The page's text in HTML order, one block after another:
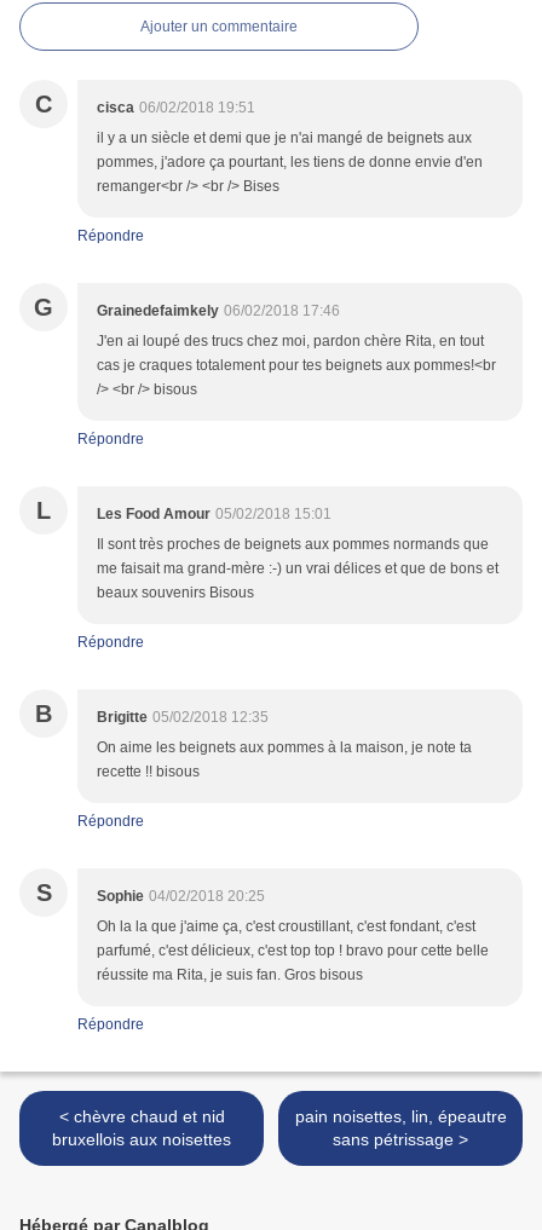
Ajouter un commentaire
C cisca 06/02/2018 19:51
il y a un siècle et demi que je n'ai mangé de beignets aux
pommes, j'adore ça pourtant, les tiens de donne envie d'en
remanger<br /> <br /> Bises
Répondre
G Grainedefaimkely 06/02/2018 17:46
J'en ai loupé des trucs chez moi, pardon chère Rita, en tout
cas je craques totalement pour tes beignets aux pommes!<br
/> <br /> bisous
Répondre
L Les Food Amour 05/02/2018 15:01
Il sont très proches de beignets aux pommes normands que
me faisait ma grand-mère :-) un vrai délices et que de bons et
beaux souvenirs Bisous
Répondre
B Brigitte 05/02/2018 12:35
On aime les beignets aux pommes à la maison, je note ta
recette !! bisous
Répondre
S Sophie 04/02/2018 20:25
Oh la la que j'aime ça, c'est croustillant, c'est fondant, c'est
parfumé, c'est délicieux, c'est top top ! bravo pour cette belle
réussite ma Rita, je suis fan. Gros bisous
Répondre
< chèvre chaud et nid
bruxellois aux noisettes
pain noisettes, lin, épeautre
sans pétrissage >
Hébergé par Canalblog